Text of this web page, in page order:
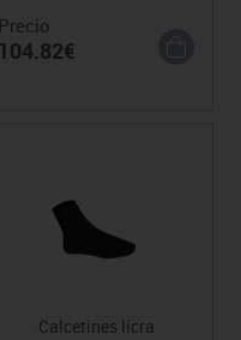
Precio
104.82€
Calcetines licra